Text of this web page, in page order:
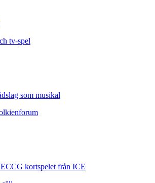
tv-spel
som musikal
kortspelet från ICE